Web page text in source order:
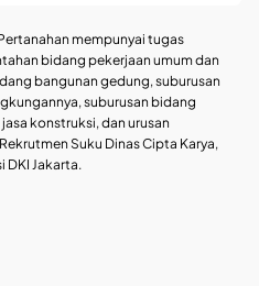
mempunyai tugas
bidang pekerjaan umum dan
bangunan gedung, suburusan
suburusan bidang
konstruksi, dan urusan
Suku Dinas Cipta Karya,
DKI Jakarta.